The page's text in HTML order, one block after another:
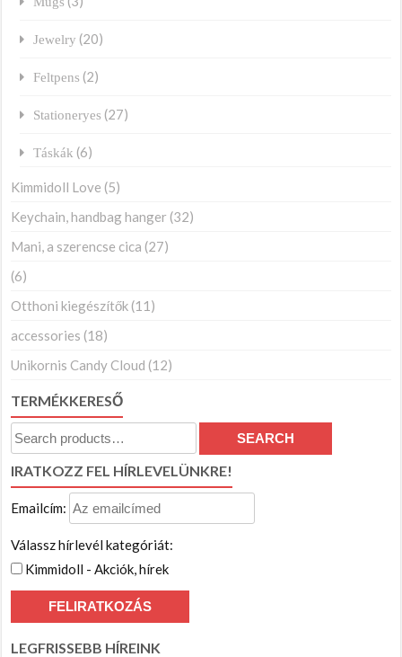
Jewelry (20)
Feltpens (2)
Stationeryes (27)
Táskák (6)
Kimmidoll Love (5)
Keychain, handbag hanger (32)
Mani, a szerencse cica (27)
(6)
Otthoni kiegészítők (11)
accessories (18)
Unikornis Candy Cloud (12)
TERMÉKKERESŐ
Search
for:
SEARCH
IRATKOZZ FEL HÍRLEVELÜNKRE!
Emailcím:
Válassz hírlevél kategóriát:
Kimmidoll - Akciók, hírek
LEGFRISSEBB HÍREINK